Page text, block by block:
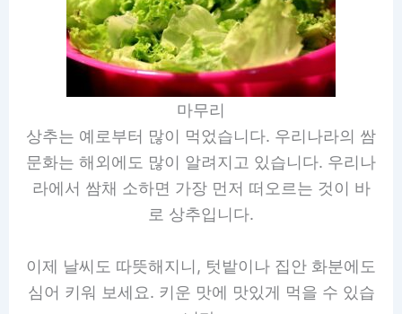
마무리
상추는 예로부터 많이 먹었습니다. 우리나라의 쌈
문화는 해외에도 많이 알려지고 있습니다. 우리나
라에서 쌈채 소하면 가장 먼저 떠오르는 것이 바
로 상추입니다.
이제 날씨도 따뜻해지니, 텃밭이나 집안 화분에도
심어 키워 보세요. 키운 맛에 맛있게 먹을 수 있습